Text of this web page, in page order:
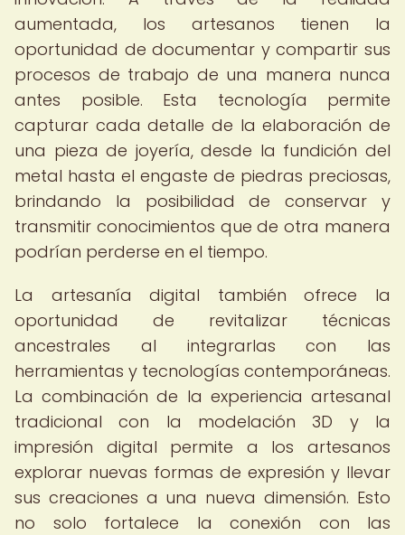
aumentada, los artesanos tienen la
oportunidad de documentar y compartir sus
procesos de trabajo de una manera nunca
antes posible. Esta tecnología permite
capturar cada detalle de la elaboración de
una pieza de joyería, desde la fundición del
metal hasta el engaste de piedras preciosas,
brindando la posibilidad de conservar y
transmitir conocimientos que de otra manera
podrían perderse en el tiempo.
La artesanía digital también ofrece la
oportunidad de revitalizar técnicas
ancestrales al integrarlas con las
herramientas y tecnologías contemporáneas.
La combinación de la experiencia artesanal
tradicional con la modelación 3D y la
impresión digital permite a los artesanos
explorar nuevas formas de expresión y llevar
sus creaciones a una nueva dimensión. Esto
no solo fortalece la conexión con las